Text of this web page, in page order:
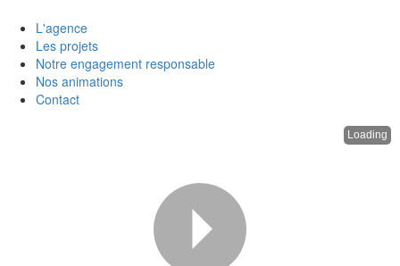
L'agence
Les projets
Notre engagement responsable
Nos animations
Contact
P
Loading